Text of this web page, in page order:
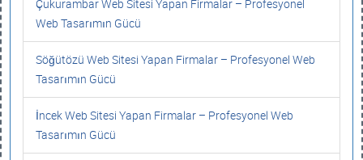
Çukurambar Web Sitesi Yapan Firmalar – Profesyonel
Web Tasarımın Gücü
Söğütözü Web Sitesi Yapan Firmalar – Profesyonel Web
Tasarımın Gücü
İncek Web Sitesi Yapan Firmalar – Profesyonel Web
Tasarımın Gücü